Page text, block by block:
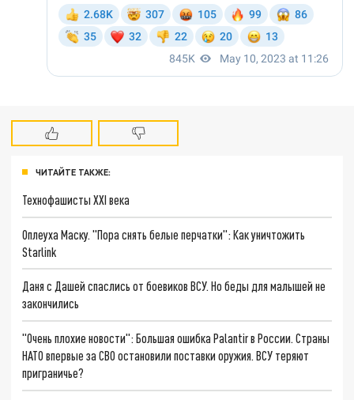
ЧИТАЙТЕ ТАКЖЕ:
Технофашисты XXI века
Оплеуха Маску. "Пора снять белые перчатки": Как уничтожить
Starlink
Даня с Дашей спаслись от боевиков ВСУ. Но беды для малышей не
закончились
"Очень плохие новости": Большая ошибка Palantir в России. Страны
НАТО впервые за СВО остановили поставки оружия. ВСУ теряют
приграничье?